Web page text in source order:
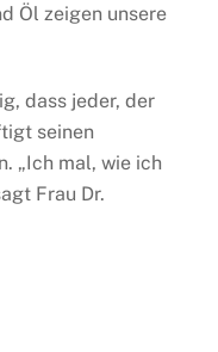
Öl zeigen unsere
dass jeder, der
seinen
„Ich mal, wie ich
Frau Dr.